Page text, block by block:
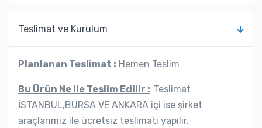
Teslimat ve Kurulum
Planlanan Teslimat : Hemen Teslim
Bu Ürün Ne ile Teslim Edilir : Teslimat
İSTANBUL,BURSA VE ANKARA içi ise şirket
araçlarımız ile ücretsiz teslimatı yapılır,